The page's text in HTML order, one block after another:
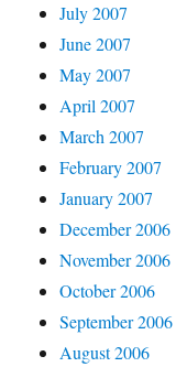
July 2007
June 2007
May 2007
April 2007
March 2007
February 2007
January 2007
December 2006
November 2006
October 2006
September 2006
August 2006